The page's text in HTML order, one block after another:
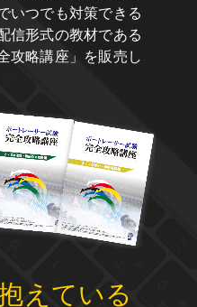
いつでも対策できる
信形式の教材である
攻略講座」を販売し
えている